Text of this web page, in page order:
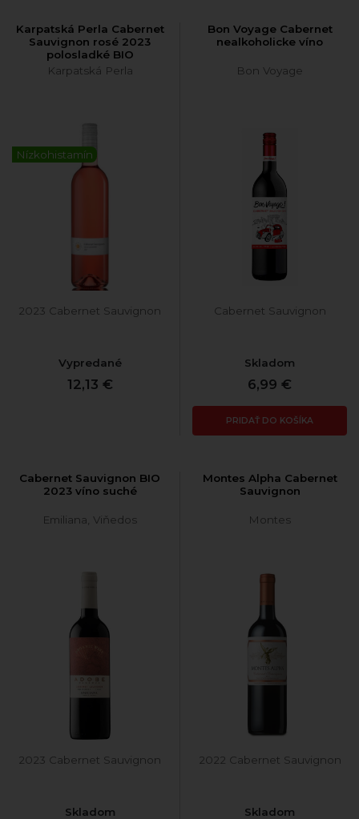
Karpatská Perla Cabernet
Sauvignon rosé 2023
polosladké BIO
Karpatská Perla
Nízkohistamín
2023 Cabernet Sauvignon
Vypredané
12,13 €
Bon Voyage Cabernet
nealkoholicke víno
Bon Voyage
Cabernet Sauvignon
Skladom
6,99 €
PRIDAŤ DO KOŠÍKA
Cabernet Sauvignon BIO
2023 víno suché
Emiliana, Viňedos
2023 Cabernet Sauvignon
Skladom
Montes Alpha Cabernet
Sauvignon
Montes
2022 Cabernet Sauvignon
Skladom